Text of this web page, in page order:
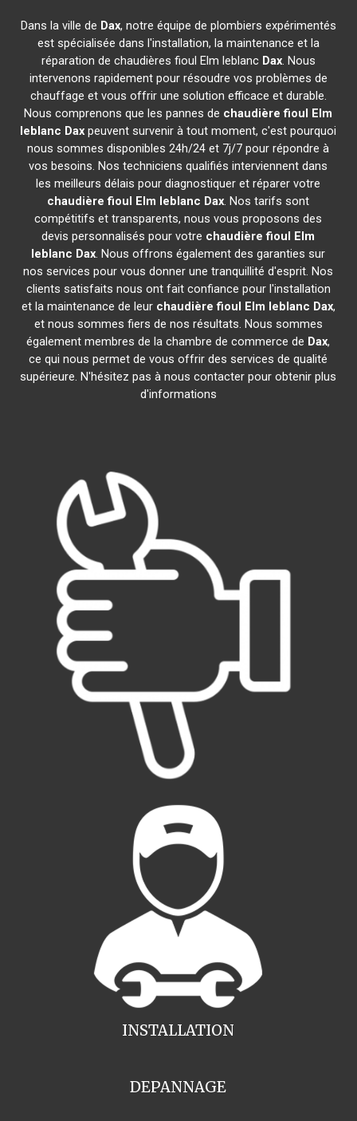
Dans la ville de Dax, notre équipe de plombiers expérimentés
est spécialisée dans l'installation, la maintenance et la
réparation de chaudières fioul Elm leblanc Dax. Nous
intervenons rapidement pour résoudre vos problèmes de
chauffage et vous offrir une solution efficace et durable.
Nous comprenons que les pannes de chaudière fioul Elm
leblanc Dax peuvent survenir à tout moment, c'est pourquoi
nous sommes disponibles 24h/24 et 7j/7 pour répondre à
vos besoins. Nos techniciens qualifiés interviennent dans
les meilleurs délais pour diagnostiquer et réparer votre
chaudière fioul Elm leblanc Dax. Nos tarifs sont
compétitifs et transparents, nous vous proposons des
devis personnalisés pour votre chaudière fioul Elm
leblanc Dax. Nous offrons également des garanties sur
nos services pour vous donner une tranquillité d'esprit. Nos
clients satisfaits nous ont fait confiance pour l'installation
et la maintenance de leur chaudière fioul Elm leblanc Dax,
et nous sommes fiers de nos résultats. Nous sommes
également membres de la chambre de commerce de Dax,
ce qui nous permet de vous offrir des services de qualité
supérieure. N'hésitez pas à nous contacter pour obtenir plus
d'informations
INSTALLATION
DEPANNAGE